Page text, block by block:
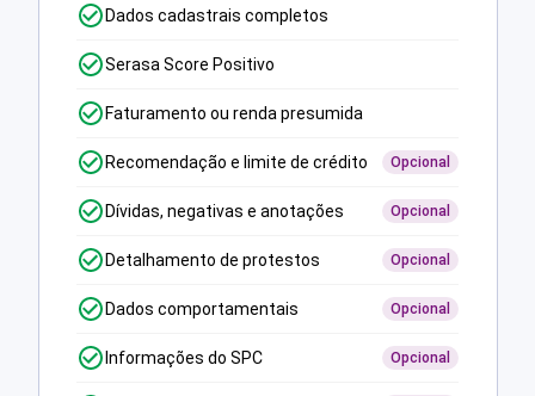
Dados cadastrais completos
Serasa Score Positivo
Faturamento ou renda presumida
Recomendação e limite de crédito Opcional
Dívidas, negativas e anotações Opcional
Detalhamento de protestos Opcional
Dados comportamentais Opcional
Informações do SPC Opcional